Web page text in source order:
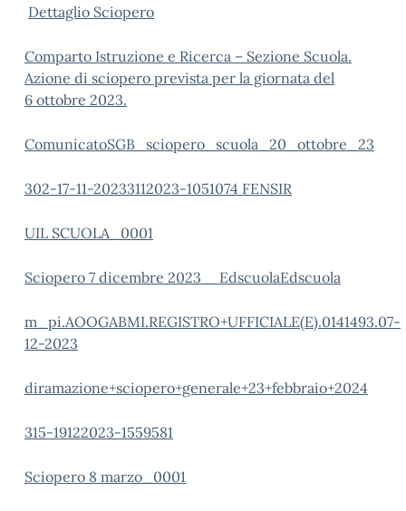
Dettaglio Sciopero
Comparto Istruzione e Ricerca – Sezione Scuola.
Azione di sciopero prevista per la giornata del
6 ottobre 2023.
ComunicatoSGB_sciopero_scuola_20_ottobre_23
302-17-11-20233112023-1051074 FENSIR
UIL SCUOLA_0001
Sciopero 7 dicembre 2023 _ EdscuolaEdscuola
m_pi.AOOGABMI.REGISTRO+UFFICIALE(E).0141493.07-
12-2023
diramazione+sciopero+generale+23+febbraio+2024
315-19122023-1559581
Sciopero 8 marzo_0001